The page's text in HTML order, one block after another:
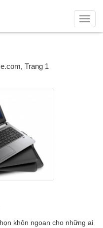
, Trang 1
khôn ngoan cho những ai